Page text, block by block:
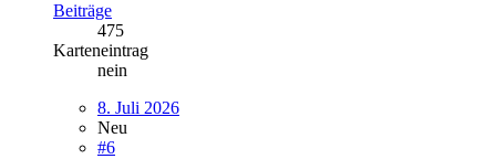
Beiträge
475
Karteneintrag
nein
8. Juli 2026
Neu
#6